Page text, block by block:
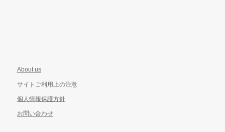
About us
サイトご利用上の注意
個人情報保護方針
お問い合わせ